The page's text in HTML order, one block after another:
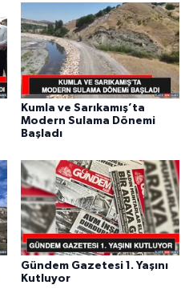
Kumla ve Sarıkamış’ta
Modern Sulama Dönemi
Başladı
Gündem Gazetesi 1. Yaşını
Kutluyor